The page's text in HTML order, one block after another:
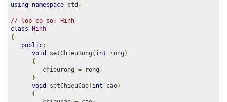
using namespace std ;
// lop co so: Hinh
class Hinh
{
public:
void
setChieuRong ( int rong )
{
         chieurong
= rong ;
}
void
setChieuCao( int cao)
{